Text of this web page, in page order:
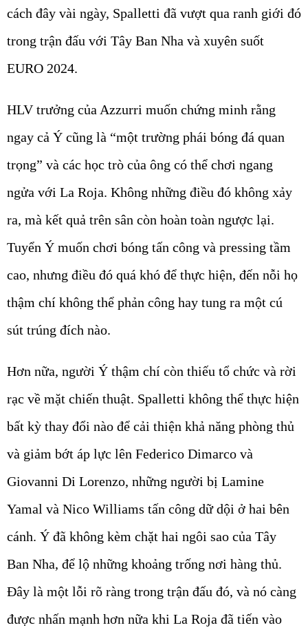
cách đây vài ngày, Spalletti đã vượt qua ranh giới đó
trong trận đấu với Tây Ban Nha và xuyên suốt
EURO 2024.
HLV trưởng của Azzurri muốn chứng minh rằng
ngay cả Ý cũng là “một trường phái bóng đá quan
trọng” và các học trò của ông có thể chơi ngang
ngửa với La Roja. Không những điều đó không xảy
ra, mà kết quả trên sân còn hoàn toàn ngược lại.
Tuyển Ý muốn chơi bóng tấn công và pressing tầm
cao, nhưng điều đó quá khó để thực hiện, đến nỗi họ
thậm chí không thể phản công hay tung ra một cú
sút trúng đích nào.
Hơn nữa, người Ý thậm chí còn thiếu tổ chức và rời
rạc về mặt chiến thuật. Spalletti không thể thực hiện
bất kỳ thay đổi nào để cải thiện khả năng phòng thủ
và giảm bớt áp lực lên Federico Dimarco và
Giovanni Di Lorenzo, những người bị Lamine
Yamal và Nico Williams tấn công dữ dội ở hai bên
cánh. Ý đã không kèm chặt hai ngôi sao của Tây
Ban Nha, để lộ những khoảng trống nơi hàng thủ.
Đây là một lỗi rõ ràng trong trận đấu đó, và nó càng
được nhấn mạnh hơn nữa khi La Roja đã tiến vào